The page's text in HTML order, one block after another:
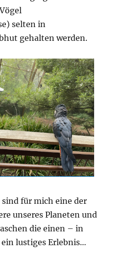
selten in
gehalten werden.
sind für mich eine der
unseres Planeten und
die einen – in
ein lustiges Erlebnis…